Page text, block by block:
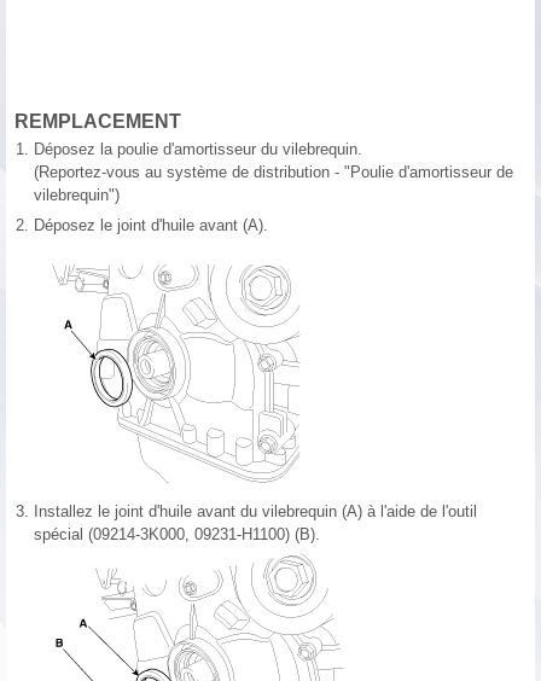
REMPLACEMENT
1. Déposez la poulie d'amortisseur du vilebrequin.
(Reportez-vous au système de distribution - "Poulie d'amortisseur de
vilebrequin")
2. Déposez le joint d'huile avant (A).
3.
Installez le joint d'huile avant du vilebrequin (A) à l'aide de l'outil
spécial (09214-3K000, 09231-H1100) (B).